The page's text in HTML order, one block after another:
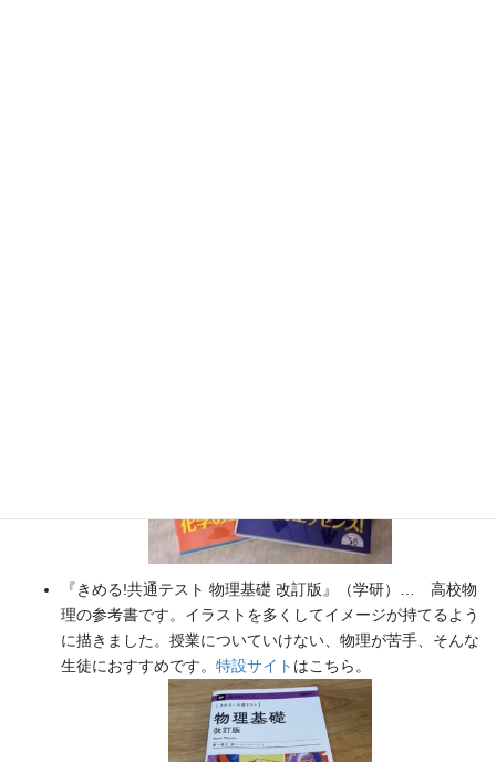
『きめる!共通テスト 物理基礎 改訂版』（学研）… 高校物
理の参考書です。イラストを多くしてイメージが持てるよう
に描きました。授業についていけない、物理が苦手、そんな
生徒におすすめです。 特設サイト はこちら。